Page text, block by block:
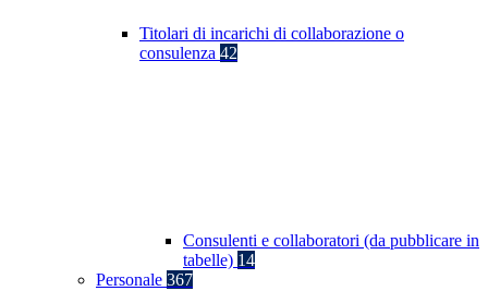
Titolari di incarichi di collaborazione o
consulenza 42
Consulenti e collaboratori (da pubblicare in
tabelle) 14
Personale 367